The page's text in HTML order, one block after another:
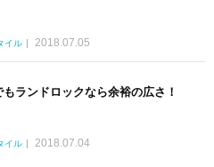
イル 2018.07.05
ランドロックなら余裕の広さ！
イル 2018.07.04